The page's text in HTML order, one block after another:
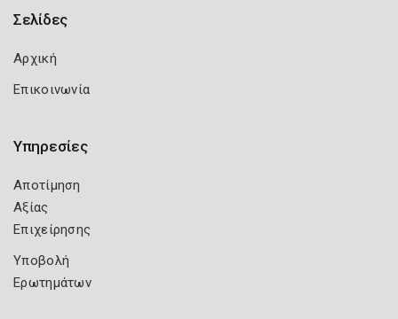
Σελίδες
Αρχική
Επικοινωνία
Υπηρεσίες
Αποτίμηση
Αξίας
Επιχείρησης
Υποβολή
Ερωτημάτων